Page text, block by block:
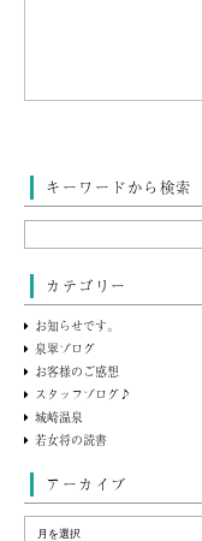
キーワードから検索
カテゴリー
お知らせです。
泉翠ブログ
お客様のご感想
スタッフブログ♪
城崎温泉
若女将の読書
アーカイブ